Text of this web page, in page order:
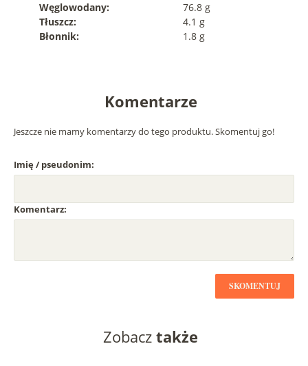
Węglowodany:
76.8 g
Tłuszcz:
4.1 g
Błonnik:
1.8 g
Komentarze
Jeszcze nie mamy komentarzy do tego produktu. Skomentuj go!
Imię / pseudonim:
Komentarz:
SKOMENTUJ
Zobacz także